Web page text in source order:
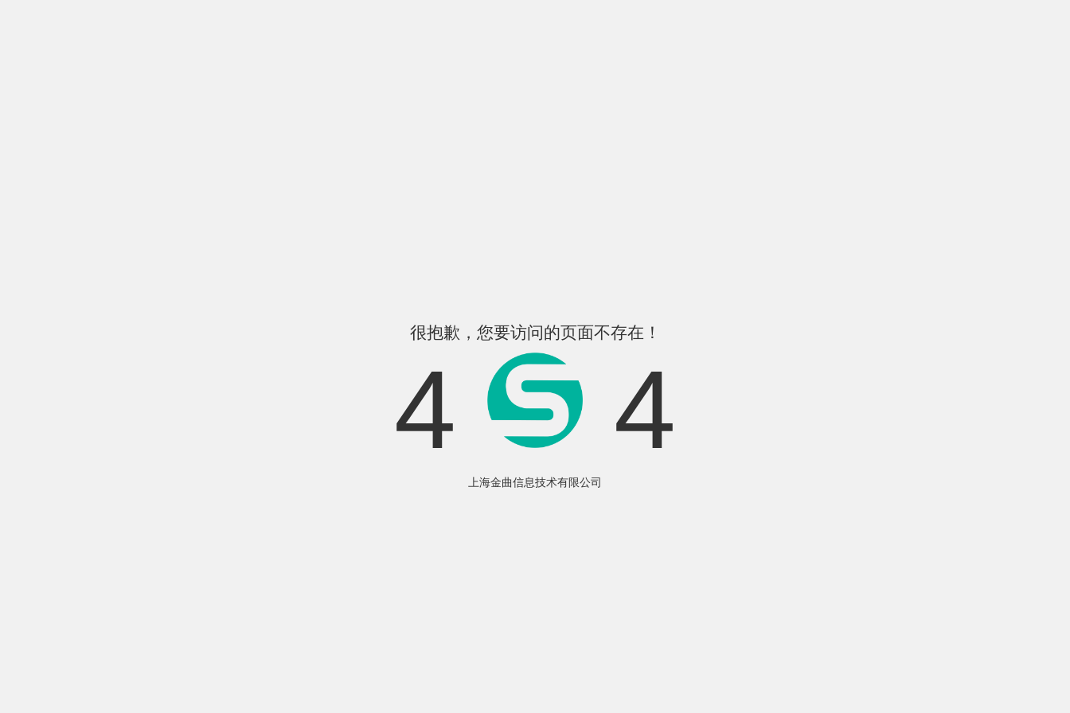
很抱歉，您要访问的页面不存在！
4 4
上海金曲信息技术有限公司